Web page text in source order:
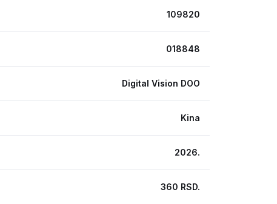
109820
018848
Digital Vision DOO
Kina
2026.
360 RSD.